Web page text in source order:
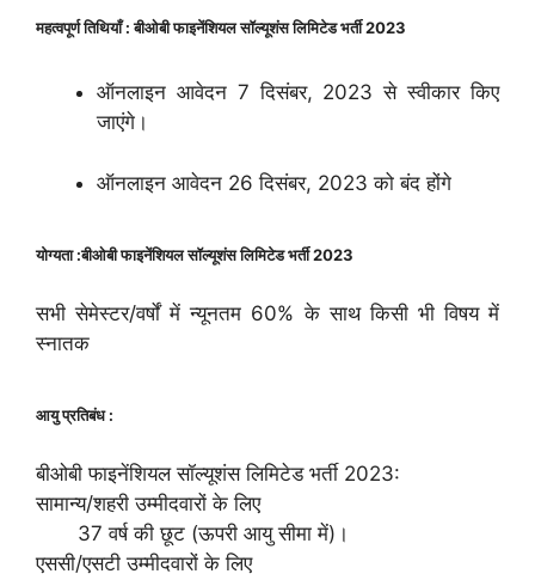
महत्वपूर्ण तिथियाँ : बीओबी फाइनेंशियल सॉल्यूशंस लिमिटेड भर्ती 2023
ऑनलाइन आवेदन 7 दिसंबर, 2023 से स्वीकार किए
जाएंगे।
ऑनलाइन आवेदन 26 दिसंबर, 2023 को बंद होंगे
योग्यता :बीओबी फाइनेंशियल सॉल्यूशंस लिमिटेड भर्ती 2023
सभी सेमेस्टर/वर्षों में न्यूनतम 60% के साथ किसी भी विषय में
स्नातक
आयु प्रतिबंध :
बीओबी फाइनेंशियल सॉल्यूशंस लिमिटेड भर्ती 2023:
सामान्य/शहरी उम्मीदवारों के लिए
37 वर्ष की छूट (ऊपरी आयु सीमा में)।
एससी/एसटी उम्मीदवारों के लिए